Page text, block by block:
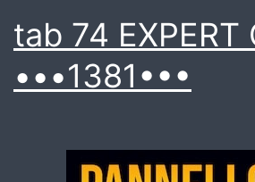
tab 74 EXPERT
•••1381•••